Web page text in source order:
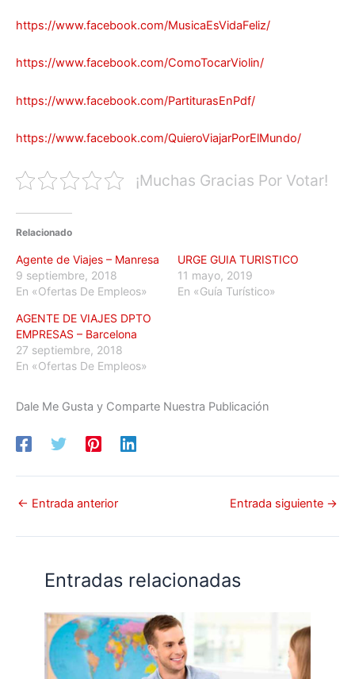
https://www.facebook.com/MusicaEsVidaFeliz/
https://www.facebook.com/ComoTocarViolin/
https://www.facebook.com/PartiturasEnPdf/
https://www.facebook.com/QuieroViajarPorElMundo/
¡Muchas Gracias Por Votar!
Relacionado
Agente de Viajes – Manresa
9 septiembre, 2018
En «Ofertas De Empleos»
URGE GUIA TURISTICO
11 mayo, 2019
En «Guía Turístico»
AGENTE DE VIAJES DPTO
EMPRESAS – Barcelona
27 septiembre, 2018
En «Ofertas De Empleos»
Dale Me Gusta y Comparte Nuestra Publicación
← Entrada anterior Entrada siguiente →
Entradas relacionadas